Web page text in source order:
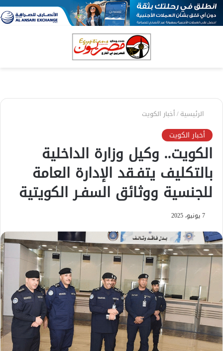
الرئيسية/أخبار الكويت
أخبار الكويت
‏الكويت.. وكيل وزارة الداخلية
بالتكليف يتفـقد الإدارة العامة
للجنسية ووثائق السفـر الكويتية
7 يونيو، 2025